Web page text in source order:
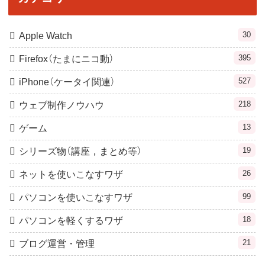
Apple Watch 30
Firefox（たまにニコ動） 395
iPhone（ケータイ関連） 527
ウェブ制作ノウハウ 218
ゲーム 13
シリーズ物（講座，まとめ等） 19
ネットを使いこなすワザ 26
パソコンを使いこなすワザ 99
パソコンを軽くするワザ 18
ブログ運営・管理 21